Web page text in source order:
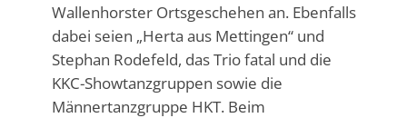
Wallenhorster Ortsgeschehen an. Ebenfalls
dabei seien „Herta aus Mettingen“ und
Stephan Rodefeld, das Trio fatal und die
KKC-Showtanzgruppen sowie die
Männertanzgruppe HKT. Beim